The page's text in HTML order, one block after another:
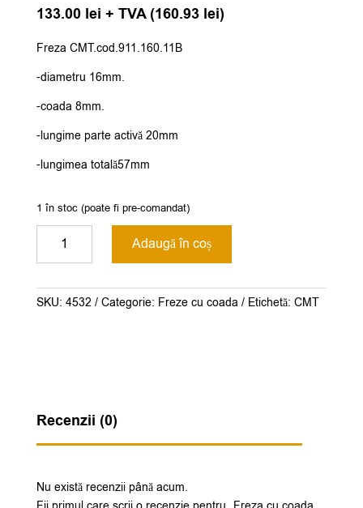
133.00 lei + TVA (160.93 lei)
Freza CMT.cod.911.160.11B
-diametru 16mm.
-coada 8mm.
-lungime parte activă 20mm
-lungimea totală57mm
1 în stoc (poate fi pre-comandat)
Freza
coada
8mm.
Adaugă în coș
SKU: 4532 Categorie: Freze cu coada Etichetă: CMT
Recenzii (0)
Nu există recenzii până acum.